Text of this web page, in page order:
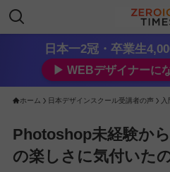
日本一2冠・卒業生
▶︎ WEBデザイナーに
ホーム 日本デザインスクール受講者の声
Photoshop未経験か
の楽しさに気付いた